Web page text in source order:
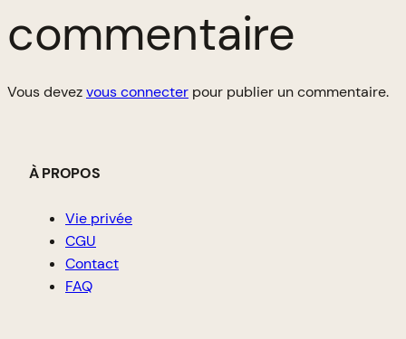
commentaire
Vous devezvous connecter pour publier un commentaire.
À PROPOS
Vie privée
CGU
Contact
FAQ